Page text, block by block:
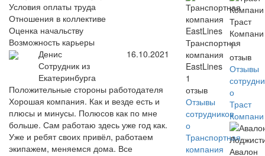
Условия оплаты труда
Отношения в коллективе
Оценка начальству
Возможность карьеры
Денис
Сотрудник из
Екатеринбурга
16.10.2021
Положительные стороны работодателя
Хорошая компания. Как и везде есть и
плюсы и минусы. Полюсов как по мне
больше. Сам работаю здесь уже год как.
Уже и ребят своих привёл, работаем
экипажем, меняемся дома. Все
Транспортная
компания
EastLines
1
отзыв
Отзывы
сотрудников
о
Транспортная
компания
Траст
Компани
1
отзыв
Отзывы
о
Траст
Компани
Авалон